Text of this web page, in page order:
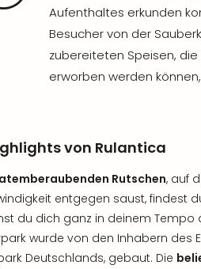
Aufenthaltes erkunden
Besucher von der
zubereiteten Speisen,
erworben werden
von Rulantica
atemberaubenden Rutschen, auf
entgegen saust, findest
du dich ganz in deinem
wurde von den Inhabern des
Deutschlands, gebaut. Die